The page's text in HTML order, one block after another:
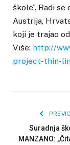
škole”. Radi
Austrija,
koji je trajao
Više: http://
project-thin-
Suradnja
MANZANO: